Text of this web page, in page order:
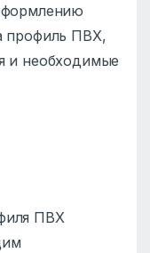
профиль ПВХ,
и необходимые
ПВХ